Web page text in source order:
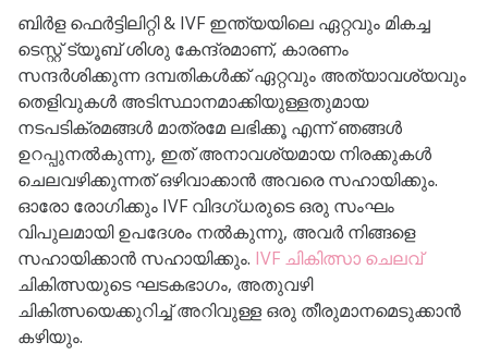
ബിർള ഫെർട്ടിലിറ്റി & IVF ഇന്ത്യയിലെ ഏറ്റവും മികച്ച
ടെസ്റ്റ് ട്യൂബ് ശിശു കേന്ദ്രമാണ്, കാരണം
സന്ദർശിക്കുന്ന ദമ്പതികൾക്ക് ഏറ്റവും അത്യാവശ്യവും
തെളിവുകൾ അടിസ്ഥാനമാക്കിയുള്ളതുമായ
നടപടിക്രമങ്ങൾ മാത്രമേ ലഭിക്കൂ എന്ന് ഞങ്ങൾ
ഉറപ്പുനൽകുന്നു, ഇത് അനാവശ്യമായ നിരക്കുകൾ
ചെലവഴിക്കുന്നത് ഒഴിവാക്കാൻ അവരെ സഹായിക്കും.
ഓരോ രോഗിക്കും IVF വിദഗ്ധരുടെ ഒരു സംഘം
വിപുലമായി ഉപദേശം നൽകുന്നു, അവർ നിങ്ങളെ
സഹായിക്കാൻ സഹായിക്കും. IVF ചികിത്സാ ചെലവ്
ചികിത്സയുടെ ഘടകഭാഗം, അതുവഴി
ചികിത്സയെക്കുറിച്ച് അറിവുള്ള ഒരു തീരുമാനമെടുക്കാൻ
കഴിയും.